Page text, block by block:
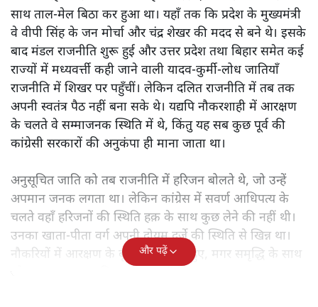
साथ ताल-मेल बिठा कर हुआ था। यहाँ तक कि प्रदेश के मुख्यमंत्री
वे वीपी सिंह के जन मोर्चा और चंद्र शेखर की मदद से बने थे। इसके
बाद मंडल राजनीति शुरू हुई और उत्तर प्रदेश तथा बिहार समेत कई
राज्यों में मध्यवर्त्ती कही जाने वाली यादव-कुर्मी-लोध जातियाँ
राजनीति में शिखर पर पहुँचीं। लेकिन दलित राजनीति में तब तक
अपनी स्वतंत्र पैठ नहीं बना सके थे। यद्यपि नौकरशाही में आरक्षण
के चलते वे सम्माजनक स्थिति में थे, किंतु यह सब कुछ पूर्व की
कांग्रेसी सरकारों की अनुकंपा ही माना जाता था।
अनुसूचित जाति को तब राजनीति में हरिजन बोलते थे, जो उन्हें
अपमान जनक लगता था। लेकिन कांग्रेस में सवर्ण आधिपत्य के
चलते वहाँ हरिजनों की स्थिति हक़ के साथ कुछ लेने की नहीं थी।
उनका खाता-पीता वर्ग अपनी दोयम दर्जे की स्थिति से खिन्न था।
नौकरियों में आरक्षण के बूते वे समृद्ध तो हुए, मगर समृद्धि के साथ
जो आत्म-सम्मान चाहिए था, वह नहीं मिल रहा था।
और पढ़ें